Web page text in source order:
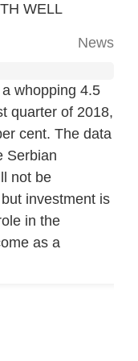
WELL
News
whopping 4.5
quarter of 2018,
cent. The data
Serbian
not be
investment is
in the
as a